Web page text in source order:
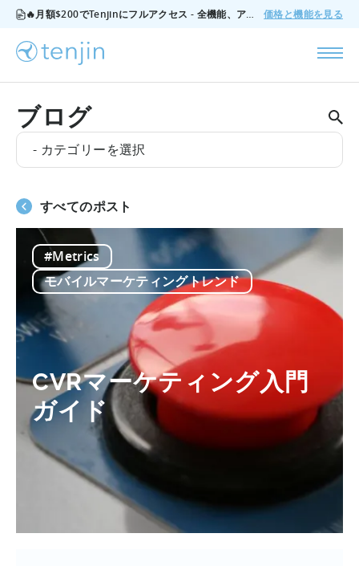
🔥月額$200でTenjinにフルアクセス - 全機能、アドオンなし、いつでもキャンセル可能。 価格と機能を見る
ブログ
- カテゴリーを選択
すべてのポスト
#Metrics
モバイルマーケティングトレンド
CVRマーケティング入門
ガイド